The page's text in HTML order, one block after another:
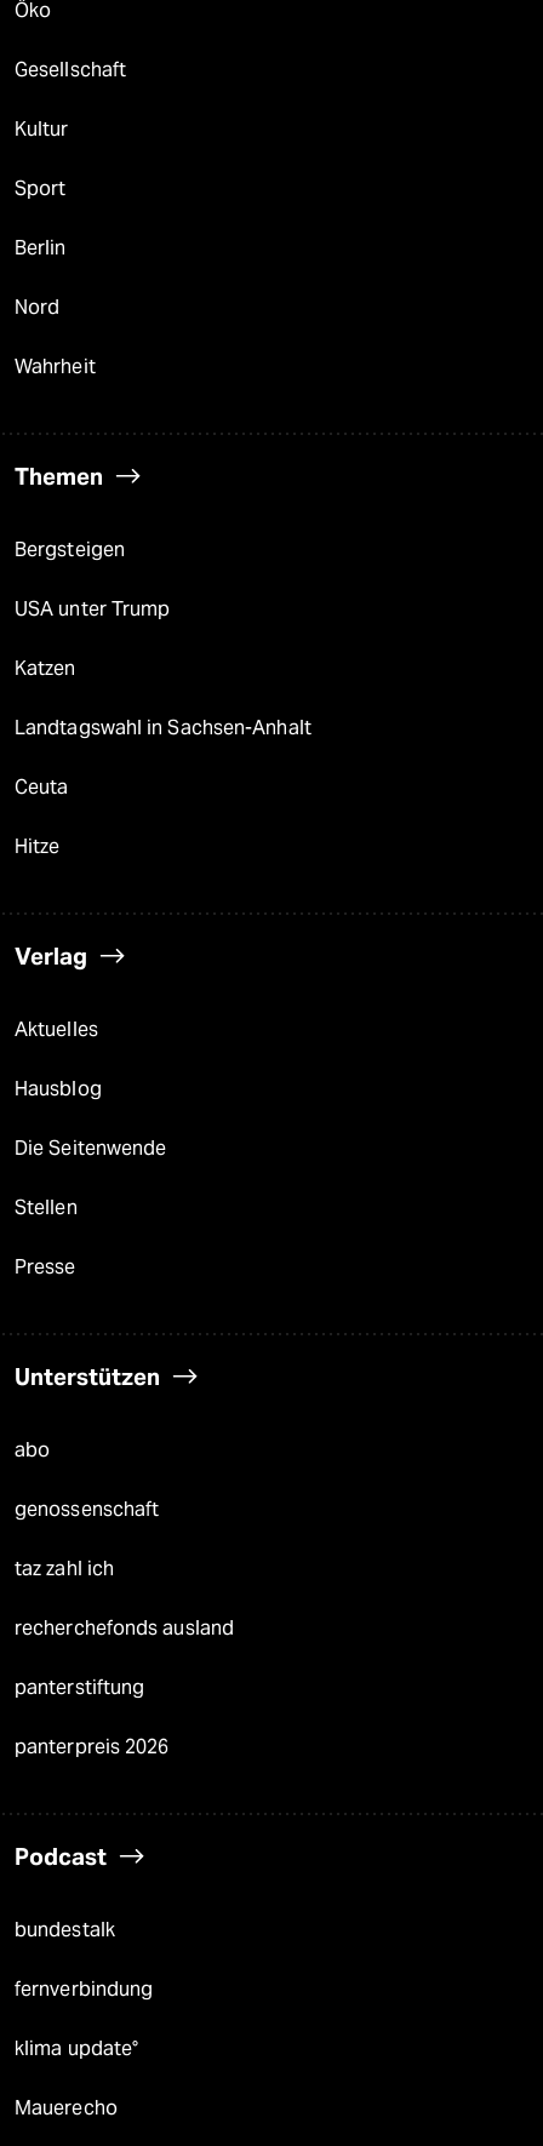
Öko
Gesellschaft
Kultur
Sport
Berlin
Nord
Wahrheit
Themen
Bergsteigen
USA unter Trump
Katzen
Landtagswahl in Sachsen-Anhalt
Ceuta
Hitze
Verlag
Aktuelles
Hausblog
Die Seitenwende
Stellen
Presse
Unterstützen
abo
genossenschaft
taz zahl ich
recherchefonds ausland
panterstiftung
panterpreis 2026
Podcast
bundestalk
fernverbindung
klima update°
Mauerecho